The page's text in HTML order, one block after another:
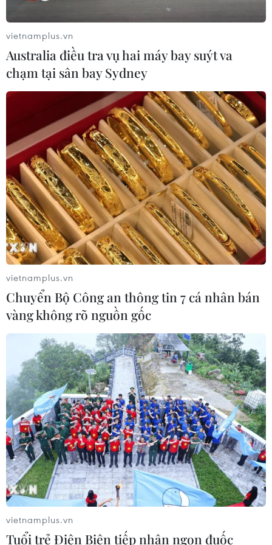
Cảnh giác thủ đoạn lôi kéo tham gia
“Hội Thánh Đức Chúa Trời Mẹ”
09/08/2026 03:02
Tìm nhân chứng về mộ tập thể liệt sỹ
sau trận đánh Cồn Tiên
09/08/2026 02:53
Tuyến phố đi bộ thông minh
đầu tiên ở Cầu Giấy được Hà Nội lựa
chọn thí điểm
09/08/2026 02:51
Bắc Ninh trước “ngưỡng cửa” thành
phố trực thuộc Trung ương
09/08/2026 01:40
Xem thêm
CƠ QUAN CHỦ QUẢN: THÔNG TẤN XÃ VIỆT NAM
Tổng Biên tập: TRẦN TIẾN DUẨN
vietnamplus.vn
Australia điều tra vụ hai máy bay suýt va
chạm tại sân bay Sydney
vietnamplus.vn
Chuyển Bộ Công an thông tin 7 cá nhân bán
vàng không rõ nguồn gốc
vietnamplus.vn
Tuổi trẻ Điện Biên tiếp nhận ngọn đuốc